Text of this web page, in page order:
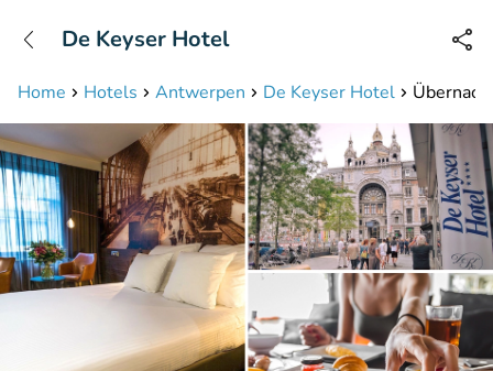
Erreichbar bis 23:00 Uhr
Home Hotels Antwerpen De Keyser Hotel
De Keyser Hotel